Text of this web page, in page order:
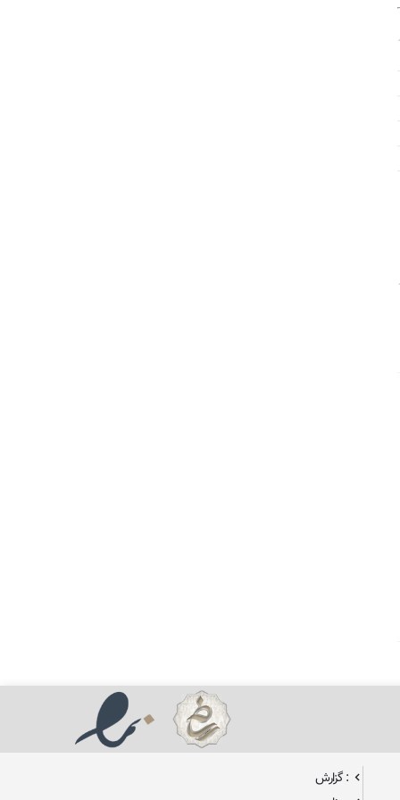
: گزارش